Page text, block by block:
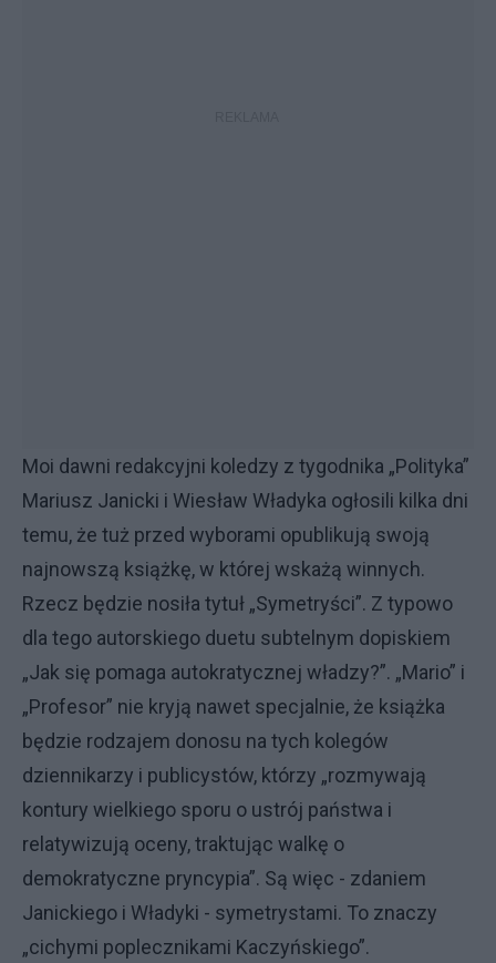
Moi dawni redakcyjni koledzy z tygodnika „Polityka”
Mariusz Janicki i Wiesław Władyka ogłosili kilka dni
temu, że tuż przed wyborami opublikują swoją
najnowszą książkę, w której wskażą winnych.
Rzecz będzie nosiła tytuł „Symetryści”. Z typowo
dla tego autorskiego duetu subtelnym dopiskiem
„Jak się pomaga autokratycznej władzy?”. „Mario” i
„Profesor” nie kryją nawet specjalnie, że książka
będzie rodzajem donosu na tych kolegów
dziennikarzy i publicystów, którzy „rozmywają
kontury wielkiego sporu o ustrój państwa i
relatywizują oceny, traktując walkę o
demokratyczne pryncypia”. Są więc - zdaniem
Janickiego i Władyki - symetrystami. To znaczy
„cichymi poplecznikami Kaczyńskiego”.